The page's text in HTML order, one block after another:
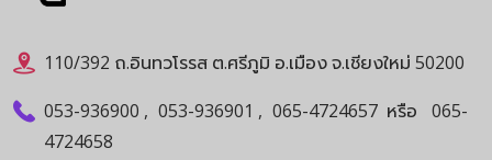
110/392 ถ.อินทวโรรส ต.ศรีภูมิ อ.เมือง จ.เชียงใหม่ 50200
053-936900 , 053-936901 , 065-4724657 หรือ
065-
4724658